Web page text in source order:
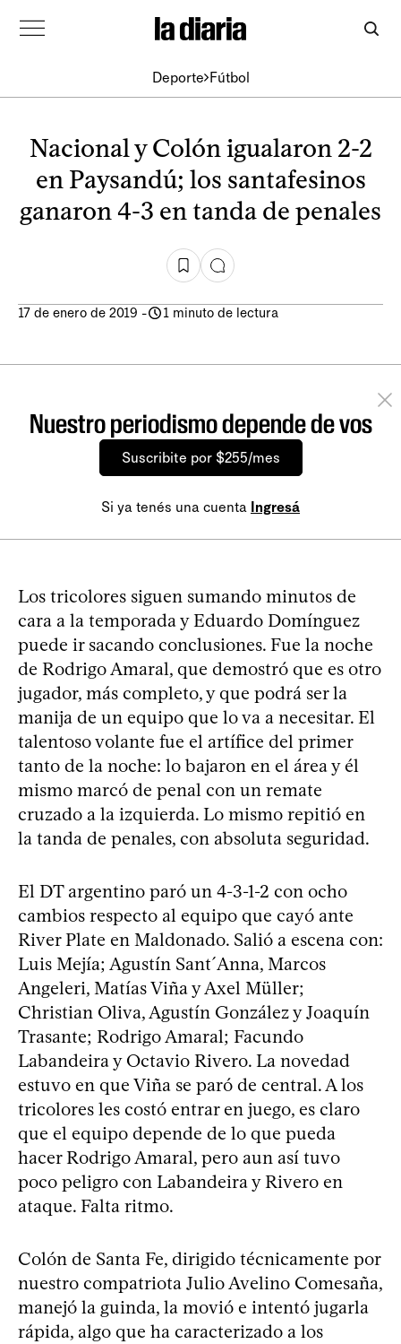
Deporte Fútbol
Nacional y Colón igualaron 2-2
en Paysandú; los santafesinos
ganaron 4-3 en tanda de penales
17 de enero de 2019 - 1 minuto de lectura
Nuestro periodismo depende de vos
Suscribite por $255/mes
Si ya tenés una cuenta Ingresá
Los tricolores siguen sumando minutos de
cara a la temporada y Eduardo Domínguez
puede ir sacando conclusiones. Fue la noche
de Rodrigo Amaral, que demostró que es otro
jugador, más completo, y que podrá ser la
manija de un equipo que lo va a necesitar. El
talentoso volante fue el artífice del primer
tanto de la noche: lo bajaron en el área y él
mismo marcó de penal con un remate
cruzado a la izquierda. Lo mismo repitió en
la tanda de penales, con absoluta seguridad.
El DT argentino paró un 4-3-1-2 con ocho
cambios respecto al equipo que cayó ante
River Plate en Maldonado. Salió a escena con:
Luis Mejía; Agustín Sant´Anna, Marcos
Angeleri, Matías Viña y Axel Müller;
Christian Oliva, Agustín González y Joaquín
Trasante; Rodrigo Amaral; Facundo
Labandeira y Octavio Rivero. La novedad
estuvo en que Viña se paró de central. A los
tricolores les costó entrar en juego, es claro
que el equipo depende de lo que pueda
hacer Rodrigo Amaral, pero aun así tuvo
poco peligro con Labandeira y Rivero en
ataque. Falta ritmo.
Colón de Santa Fe, dirigido técnicamente por
nuestro compatriota Julio Avelino Comesaña,
manejó la guinda, la movió e intentó jugarla
rápida, algo que ha caracterizado a los